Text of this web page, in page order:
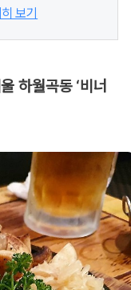
보기
하월곡동 ‘비너